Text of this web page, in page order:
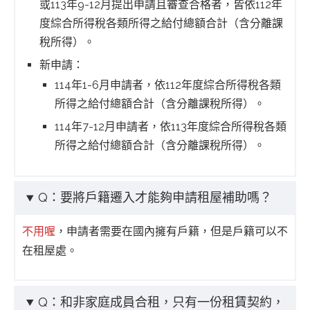
或113年9-12月提出申請且審查合格者，皆依112年
度綜合所得稅各類所得之給付總額合計（含分離課
稅所得）。
新申請：
114年1-6月申請者，依112年度綜合所得稅各類
所得之給付總額合計（含分離課稅所得）。
114年7-12月申請者，依113年度綜合所得稅各類
所得之給付總額合計（含分離課稅所得）。
Q：要將戶籍遷入才能夠申請租屋補助嗎？
不用喔 ，申請者需要在國內擁有戶籍，但是戶籍可以不
在租屋處。
Q：和非家庭成員合租，只有一份租賃契約，